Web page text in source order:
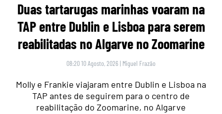
Duas tartarugas marinhas voaram na
TAP entre Dublin e Lisboa para serem
reabilitadas no Algarve no Zoomarine
08:20 10 Agosto, 2026 | Miguel Frazão
Molly e Frankie viajaram entre Dublin e Lisboa na
TAP antes de seguirem para o centro de
reabilitação do Zoomarine, no Algarve